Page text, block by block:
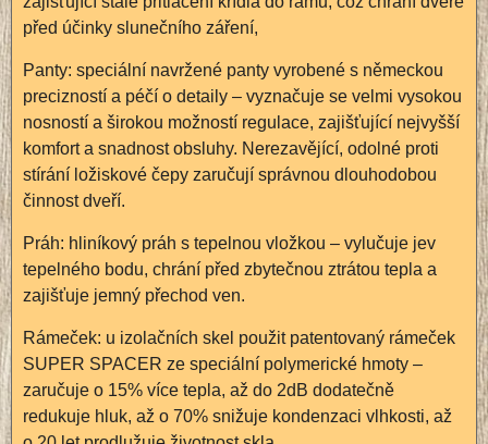
před účinky slunečního záření,
Panty: speciální navržené panty vyrobené s německou
precizností a péčí o detaily – vyznačuje se velmi vysokou
nosností a širokou možností regulace, zajišťující nejvyšší
komfort a snadnost obsluhy. Nerezavějící, odolné proti
stírání ložiskové čepy zaručují správnou dlouhodobou
činnost dveří.
Práh: hliníkový práh s tepelnou vložkou – vylučuje jev
tepelného bodu, chrání před zbytečnou ztrátou tepla a
zajišťuje jemný přechod ven.
Rámeček: u izolačních skel použit patentovaný rámeček
SUPER SPACER ze speciální polymerické hmoty –
zaručuje o 15% více tepla, až do 2dB dodatečně
redukuje hluk, až o 70% snižuje kondenzaci vlhkosti, až